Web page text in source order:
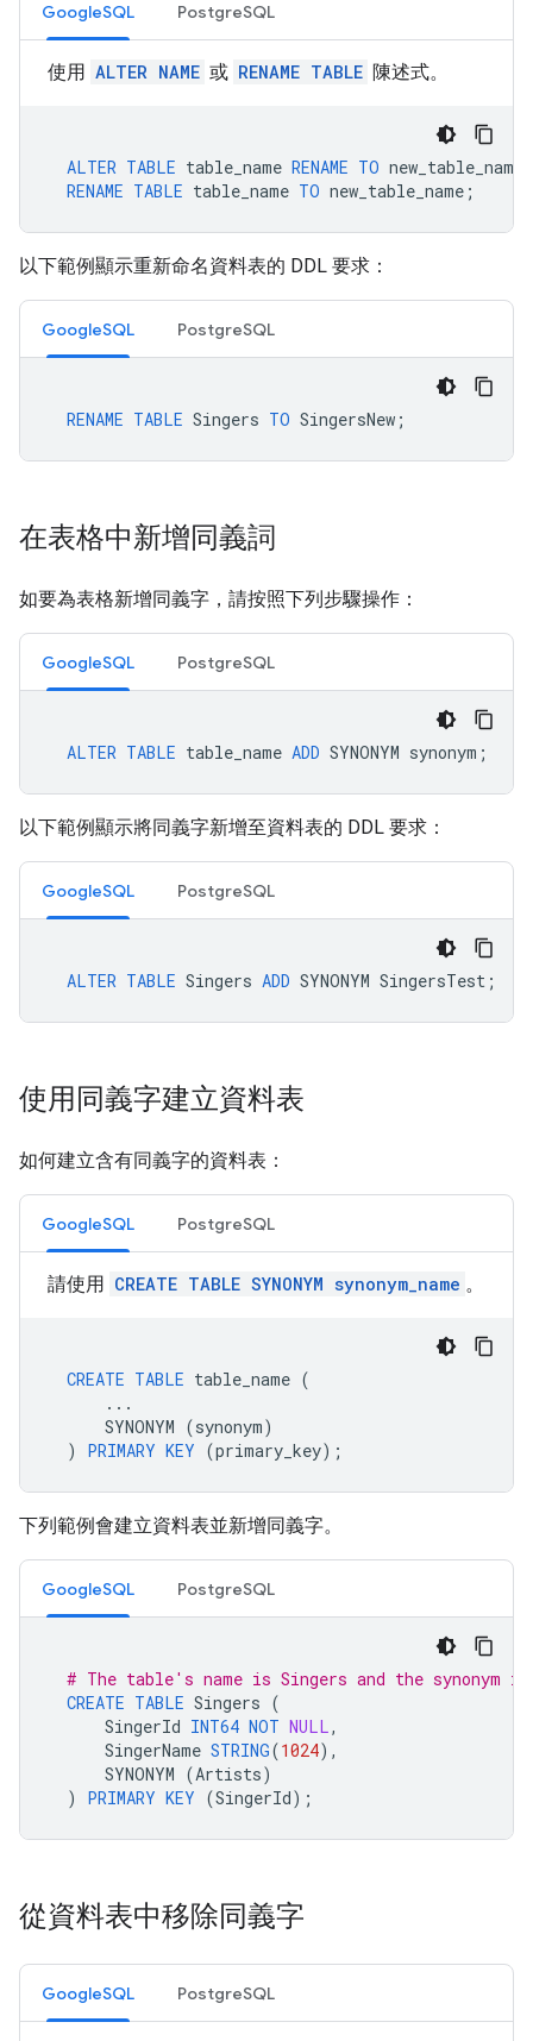
GoogleSQL PostgreSQL
使用 ALTER NAME 或 RENAME TABLE 陳述式。
ALTER TABLE table_name RENAME TO new_table_name
RENAME TABLE table_name TO new_table_name ;
以下範例顯示重新命名資料表的 DDL 要求：
GoogleSQL PostgreSQL
RENAME TABLE Singers TO SingersNew ;
在表格中新增同義詞
如要為表格新增同義字，請按照下列步驟操作：
GoogleSQL PostgreSQL
ALTER TABLE table_name ADD SYNONYM synonym ;
以下範例顯示將同義字新增至資料表的 DDL 要求：
GoogleSQL PostgreSQL
ALTER TABLE Singers ADD SYNONYM SingersTest ;
使用同義字建立資料表
如何建立含有同義字的資料表：
GoogleSQL PostgreSQL
請使用 CREATE TABLE SYNONYM synonym_name 。
CREATE TABLE table_name (
...
SYNONYM (synonym)
)
PRIMARY KEY (primary_key);
下列範例會建立資料表並新增同義字。
GoogleSQL PostgreSQL
# The table's name is Singers and the synonym
CREATE TABLE Singers (
SingerId INT64 NOT NULL,
SingerName STRING(1024),
SYNONYM (Artists)
)
PRIMARY KEY (SingerId);
從資料表中移除同義字
GoogleSQL PostgreSQL